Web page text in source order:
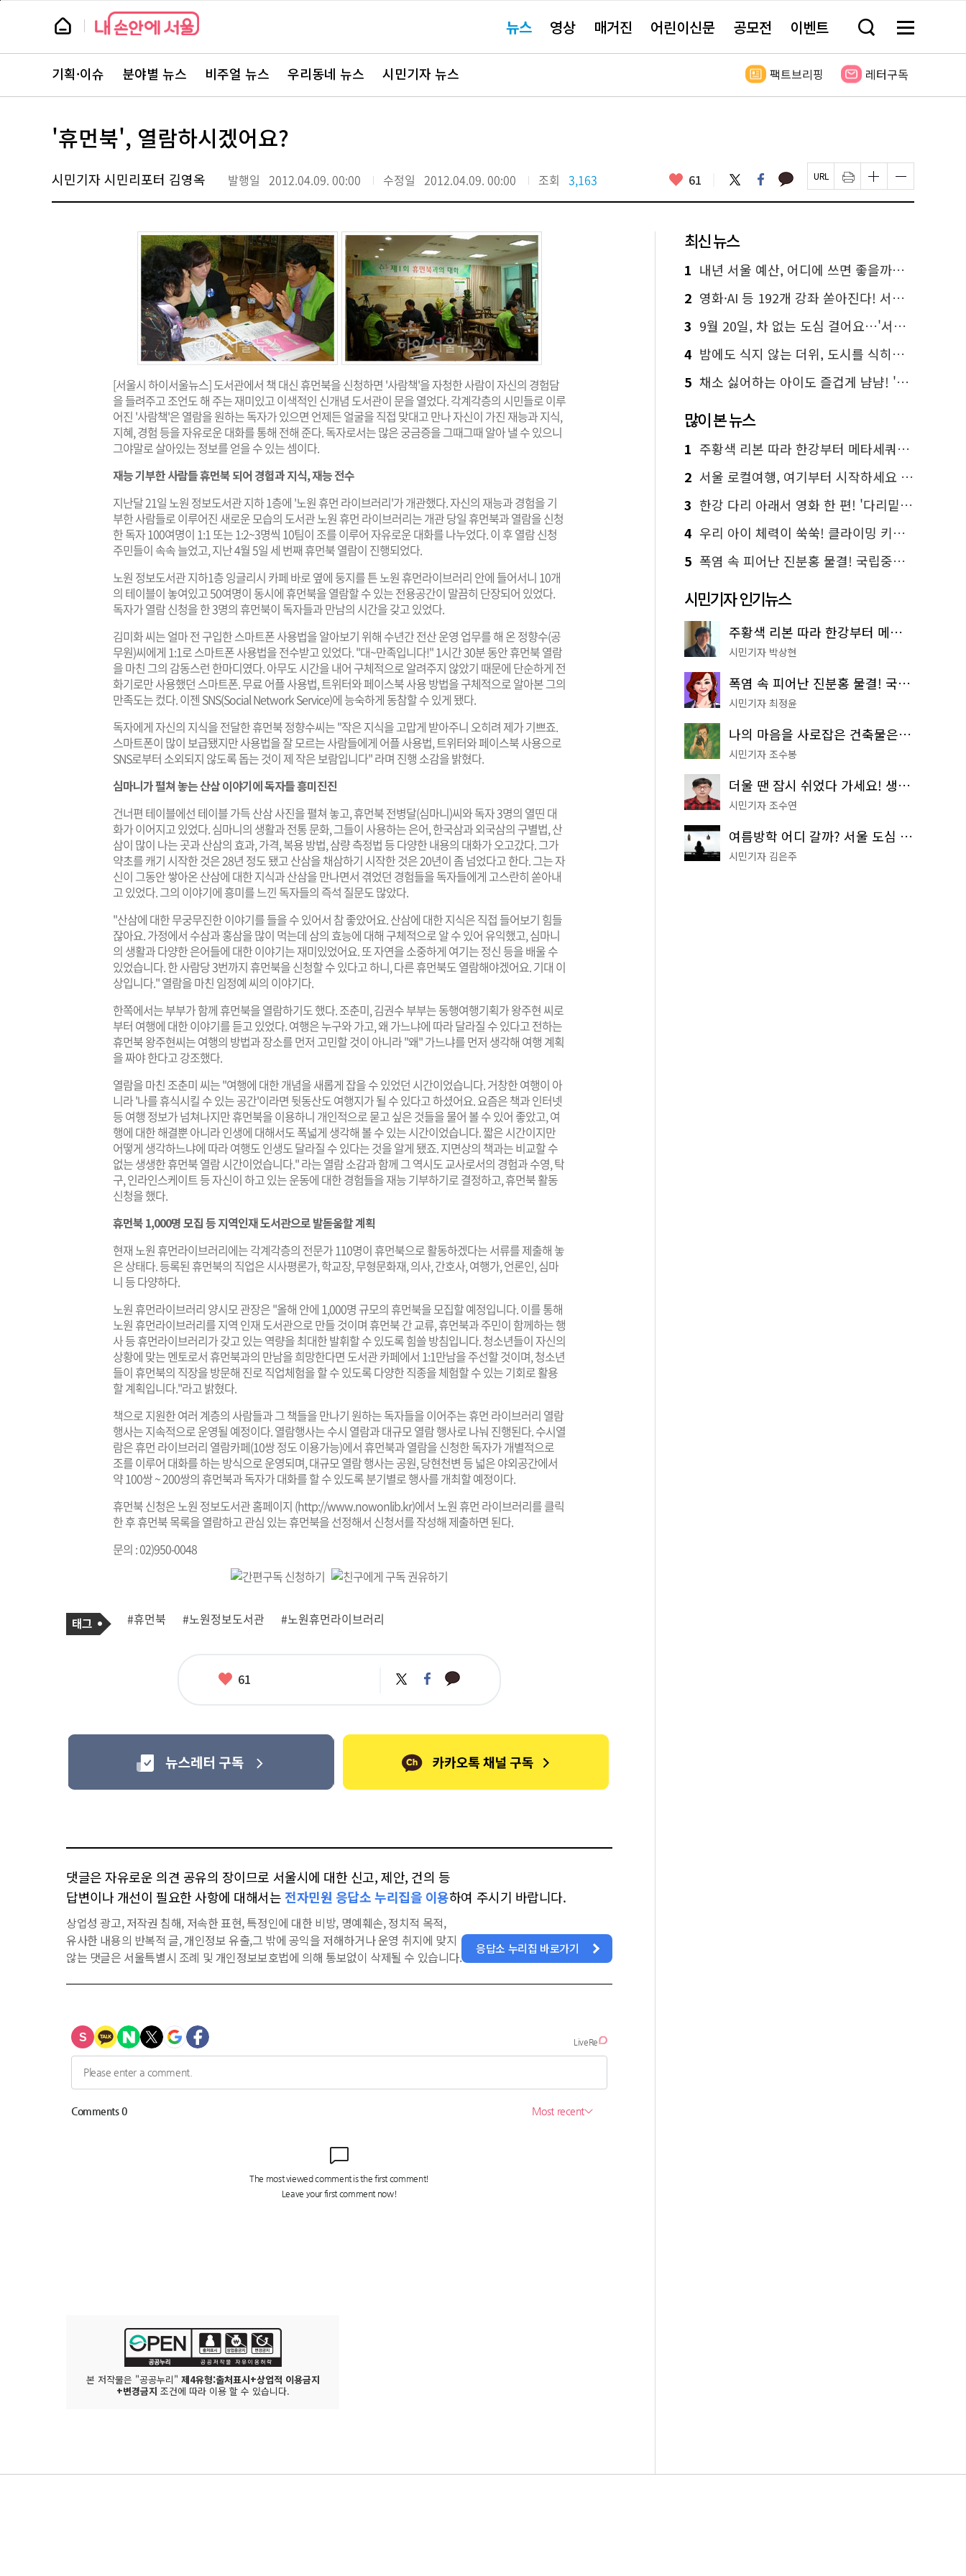
본
뉴
스 요뉴스 영상 매거진 어린이신문 공모전 이벤트 검
창
기
메
전
보
뉴
스
주
서
바
로
기획·이슈 분야별 뉴스 비주얼 뉴스 우리동네 뉴스 시민기자 뉴스 팩트브리핑 레터구독
'휴먼북', 열람하시겠어요?
시민기자 시민리포터 김영옥 발행일 2012.04.09. 00:00 수정일 2012.04.09. 00:00 조회 3,163 좋
요
61 트
위
터
페
이
스
카
카 페
이
지
인
쇄
하
글
자
크
하
기
글
자
크
하
[서울시 하이서울뉴스] 도서관에서 책 대신 휴먼북을 신청하면 '사람책'을 자청한 사람이 자신의 경험담
을 들려주고 조언도 해 주는 재미있고 이색적인 신개념 도서관이 문을 열었다. 각계각층의 시민들로 이루
어진 '사람책'은 열람을 원하는 독자가 있으면 언제든 얼굴을 직접 맞대고 만나 자신이 가진 재능과 지식,
지혜, 경험 등을 자유로운 대화를 통해 전해 준다. 독자로서는 많은 궁금증을 그때그때 알아 낼 수 있으니
그야말로 살아있는 정보를 얻을 수 있는 셈이다.
재능 기부한 사람들 휴먼북 되어 경험과 지식, 재능 전수
지난달 21일 노원 정보도서관 지하 1층에 '노원 휴먼 라이브러리'가 개관했다. 자신의 재능과 경험을 기
부한 사람들로 이루어진 새로운 모습의 도서관 노원 휴먼 라이브러리는 개관 당일 휴먼북과 열람을 신청
한 독자 100여명이 1:1 또는 1:2~3명씩 10팀이 조를 이루어 자유로운 대화를 나누었다. 이 후 열람 신청
주민들이 속속 늘었고, 지난 4월 5일 세 번째 휴먼북 열람이 진행되었다.
노원 정보도서관 지하1층 잉글리시 카페 바로 옆에 둥지를 튼 노원 휴먼라이브러리 안에 들어서니 10개
의 테이블이 놓여있고 50여명이 동시에 휴먼북을 열람할 수 있는 전용공간이 말끔히 단장되어 있었다.
독자가 열람 신청을 한 3명의 휴먼북이 독자들과 만남의 시간을 갖고 있었다.
김미화 씨는 얼마 전 구입한 스마트폰 사용법을 알아보기 위해 수년간 전산 운영 업무를 해 온 정향수(공
무원)씨에게 1:1로 스마트폰 사용법을 전수받고 있었다. "대~만족입니다!" 1시간 30분 동안 휴먼북 열람
을 마친 그의 감동스런 한마디였다. 아무도 시간을 내어 구체적으로 알려주지 않았기 때문에 단순하게 전
화기로만 사용했던 스마트폰. 무료 어플 사용법, 트위터와 페이스북 사용 방법을 구체적으로 알아본 그의
만족도는 컸다. 이젠 SNS(Social Network Service)에 능숙하게 동참할 수 있게 됐다.
독자에게 자신의 지식을 전달한 휴먼북 정향수씨는 "작은 지식을 고맙게 받아주니 오히려 제가 기쁘죠.
스마트폰이 많이 보급됐지만 사용법을 잘 모르는 사람들에게 어플 사용법, 트위터와 페이스북 사용으로
SNS로부터 소외되지 않도록 돕는 것이 제 작은 보람입니다" 라며 진행 소감을 밝혔다.
심마니가 펼쳐 놓는 산삼 이야기에 독자들 흥미진진
건너편 테이블에선 테이블 가득 산삼 사진을 펼쳐 놓고, 휴먼북 전병달(심마니)씨와 독자 3명의 열띤 대
화가 이어지고 있었다. 심마니의 생활과 전통 문화, 그들이 사용하는 은어, 한국삼과 외국삼의 구별법, 산
삼이 많이 나는 곳과 산삼의 효과, 가격, 복용 방법, 삼량 측정법 등 다양한 내용의 대화가 오고갔다. 그가
약초를 캐기 시작한 것은 28년 정도 됐고 산삼을 채삼하기 시작한 것은 20년이 좀 넘었다고 한다. 그는 자
신이 그동안 쌓아온 산삼에 대한 지식과 산삼을 만나면서 겪었던 경험들을 독자들에게 고스란히 쏟아내
고 있었다. 그의 이야기에 흥미를 느낀 독자들의 즉석 질문도 많았다.
"산삼에 대한 무궁무진한 이야기를 들을 수 있어서 참 좋았어요. 산삼에 대한 지식은 직접 들어보기 힘들
잖아요. 가정에서 수삼과 홍삼을 많이 먹는데 삼의 효능에 대해 구체적으로 알 수 있어 유익했고, 심마니
의 생활과 다양한 은어들에 대한 이야기는 재미있었어요. 또 자연을 소중하게 여기는 정신 등을 배울 수
있었습니다. 한 사람당 3번까지 휴먼북을 신청할 수 있다고 하니, 다른 휴먼북도 열람해야겠어요. 기대 이
상입니다." 열람을 마친 임정예 씨의 이야기다.
한쪽에서는 부부가 함께 휴먼북을 열람하기도 했다. 조춘미, 김권수 부부는 동행여행기획가 왕주현 씨로
부터 여행에 대한 이야기를 듣고 있었다. 여행은 누구와 가고, 왜 가느냐에 따라 달라질 수 있다고 전하는
휴먼북 왕주현씨는 여행의 방법과 장소를 먼저 고민할 것이 아니라 "왜" 가느냐를 먼저 생각해 여행 계획
을 짜야 한다고 강조했다.
열람을 마친 조춘미 씨는 "여행에 대한 개념을 새롭게 잡을 수 있었던 시간이었습니다. 거창한 여행이 아
니라 '나를 휴식시킬 수 있는 공간'이라면 뒷동산도 여행지가 될 수 있다고 하셨어요. 요즘은 책과 인터넷
등 여행 정보가 넘쳐나지만 휴먼북을 이용하니 개인적으로 묻고 싶은 것들을 물어 볼 수 있어 좋았고, 여
행에 대한 해결뿐 아니라 인생에 대해서도 폭넓게 생각해 볼 수 있는 시간이었습니다. 짧은 시간이지만
어떻게 생각하느냐에 따라 여행도 인생도 달라질 수 있다는 것을 알게 됐죠. 지면상의 책과는 비교할 수
없는 생생한 휴먼북 열람 시간이었습니다." 라는 열람 소감과 함께 그 역시도 교사로서의 경험과 수영, 탁
구, 인라인스케이트 등 자신이 하고 있는 운동에 대한 경험들을 재능 기부하기로 결정하고, 휴먼북 활동
신청을 했다.
휴먼북 1,000명 모집 등 지역인재 도서관으로 발돋움할 계획
현재 노원 휴먼라이브러리에는 각계각층의 전문가 110명이 휴먼북으로 활동하겠다는 서류를 제출해 놓
은 상태다. 등록된 휴먼북의 직업은 시사평론가, 학교장, 무형문화재, 의사, 간호사, 여행가, 언론인, 심마
니 등 다양하다.
노원 휴먼라이브러리 양시모 관장은 "올해 안에 1,000명 규모의 휴먼북을 모집할 예정입니다. 이를 통해
노원 휴먼라이브러리를 지역 인재 도서관으로 만들 것이며 휴먼북 간 교류, 휴먼북과 주민이 함께하는 행
사 등 휴먼라이브러리가 갖고 있는 역량을 최대한 발휘할 수 있도록 힘쓸 방침입니다. 청소년들이 자신의
상황에 맞는 멘토로서 휴먼북과의 만남을 희망한다면 도서관 카페에서 1:1만남을 주선할 것이며, 청소년
들이 휴먼북의 직장을 방문해 진로 직업체험을 할 수 있도록 다양한 직종을 체험할 수 있는 기회로 활용
할 계획입니다."라고 밝혔다.
책으로 지원한 여러 계층의 사람들과 그 책들을 만나기 원하는 독자들을 이어주는 휴먼 라이브러리 열람
행사는 지속적으로 운영될 예정이다. 열람행사는 수시 열람과 대규모 열람 행사로 나눠 진행된다. 수시열
람은 휴먼 라이브러리 열람카페(10쌍 정도 이용가능)에서 휴먼북과 열람을 신청한 독자가 개별적으로
조를 이루어 대화를 하는 방식으로 운영되며, 대규모 열람 행사는 공원, 당현천변 등 넓은 야외공간에서
약 100쌍 ~ 200쌍의 휴먼북과 독자가 대화를 할 수 있도록 분기별로 행사를 개최할 예정이다.
휴먼북 신청은 노원 정보도서관 홈페이지 (http://www.nowonlib.kr)에서 노원 휴먼 라이브러리를 클릭
한 후 휴먼북 목록을 열람하고 관심 있는 휴먼북을 선정해서 신청서를 작성해 제출하면 된다.
문의 : 02)950-0048
사
태
그
#휴먼북 #노원정보도서관 #노원휴먼라이브러리
좋
61 트
위
페
이
카
카
댓글은 자유로운 의견 공유의 장이므로 서울시에 대한 신고, 제안, 건의 등
답변이나 개선이 필요한 사항에 대해서는 전자민원 응답소 누리집을 이용하여 주시기 바랍니다.
상업성 광고, 저작권 침해, 저속한 표현, 특정인에 대한 비방, 명예훼손, 정치적 목적,
유사한 내용의 반복적 글, 개인정보 유출,그 밖에 공익을 저해하거나 운영 취지에 맞지
않는 댓글은 서울특별시 조례 및 개인정보보호법에 의해 통보없이 삭제될 수 있습니다.
응답소 누리집 바로가기
본 저작물은 "공공누리" 제4유형:출처표시+상업적 이용금지
+변경금지 조건에 따라 이용 할 수 있습니다.
최신 뉴스
1 내년 서울 예산, 어디에 쓰면 좋을까요? 온라인 투표
2 영화·AI 등 192개 강좌 쏟아진다! 서울시민대학 선착순 신청
3 9월 20일, 차 없는 도심 걸어요…'서울 걷자 페스티벌' 선착순 5천명
4 밤에도 식지 않는 더위, 도시를 식히는 시원한 해법은?
5 채소 싫어하는 아이도 즐겁게 냠냠! '찾아가는 서울시 식생활 교육' 현장
많이 본 뉴스
1 주황색 리본 따라 한강부터 메타세쿼이아 숲길까지…서울둘레길 15코스
2 서울 로컬여행, 여기부터 시작하세요 '서울에디션25'
3 한강 다리 아래서 영화 한 편! '다리밑 영화관' 무료 상영
4 우리 아이 체력이 쑥쑥! 클라이밍 키즈카페·어린이 체력장
5 폭염 속 피어난 진분홍 물결! 국립중앙박물관 배롱나무 명소
시민기자 인기뉴스
주황색 리본 따라 한강부터 메타세쿼이아 숲길까지…서울둘레길 15코스
시민기자 박상현
폭염 속 피어난 진분홍 물결! 국립중앙박물관 배롱나무 명소
시민기자 최정윤
나의 마음을 사로잡은 건축물은? '서울시 건축상' 수상작 공개!
시민기자 조수봉
더울 땐 잠시 쉬었다 가세요! 생수 냉장고부터 해피소·무더위쉼터까지
시민기자 조수연
여름방학 어디 갈까? 서울 도심 무료 실내 여행 코스 추천
시민기자 김은주
페